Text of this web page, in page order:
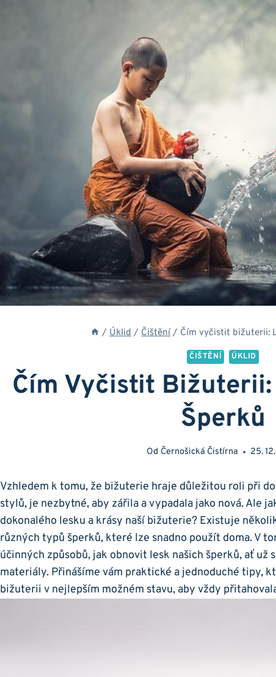
/ Úklid / Čištění / Čím vyčistit bižuterii:
ČIŠTĚNÍ ÚKLID
Čím Vyčistit Bižuterii:
Šperků
Od Černošická Čistírna 25.
Vzhledem‍ k tomu, že bižuterie hraje důležitou ​roli při
stylů, ⁤je nezbytné, aby zářila⁢ a vypadala jako nová. Ale
dokonalého lesku a krásy naší bižuterie? Existuje
různých typů šperků, které lze snadno použít doma.​ V
účinných způsobů, jak obnovit lesk‍ našich šperků, ať už
materiály. Přinášíme vám praktické⁢ a jednoduché tipy,
bižuterii v​ nejlepším možném stavu, aby vždy